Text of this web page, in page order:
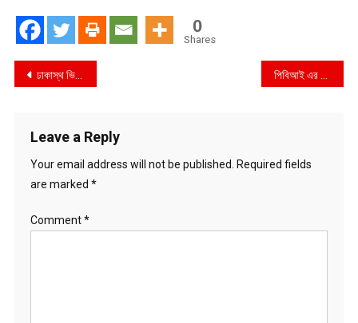
0
Shares
Post
ঢাকাস্থ ভিটাবাড়িয়া বন্ধু পরিষদের আয়োজনে শোক সভা ও দোয়া মাহফিল অনুষ্ঠিত
Leave a Reply
Your email address will not be published.
Required fields
are marked *
Comment*